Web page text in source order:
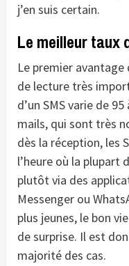
j’en suis certain.
Le meilleur taux
Le premier
de lecture très
d’un SMS varie de
mails, qui sont très
dès la réception, les
l’heure où la plupart
plutôt via des
Messenger ou
plus jeunes, le bon
de surprise. Il est
majorité des cas.